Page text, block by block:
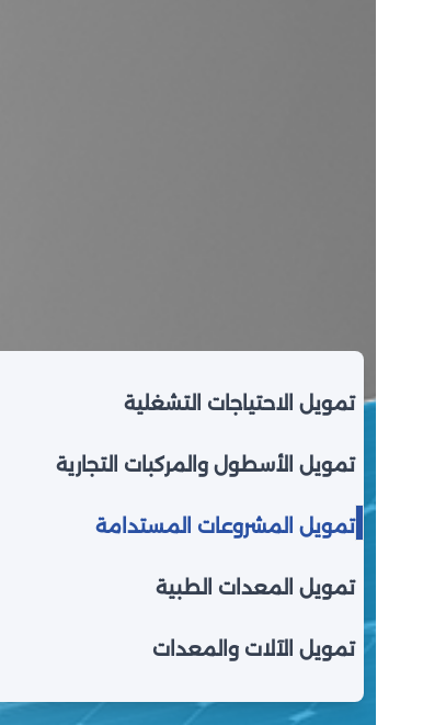
تمويل الاحتياجات التشغلية
تمويل الأسطول والمركبات التجارية
تمويل المشروعات المستدامة
تمويل المعدات الطبية
تمويل الآلات والمعدات